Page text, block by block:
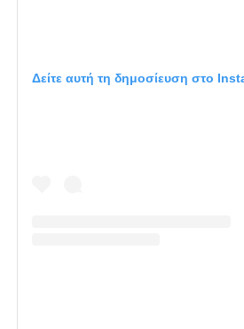
Δείτε αυτή τη δημοσίευση στο